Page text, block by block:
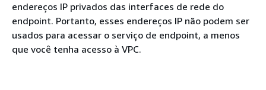
endereços IP privados das interfaces de rede do
endpoint. Portanto, esses endereços IP não podem ser
usados para acessar o serviço de endpoint, a menos
que você tenha acesso à VPC.